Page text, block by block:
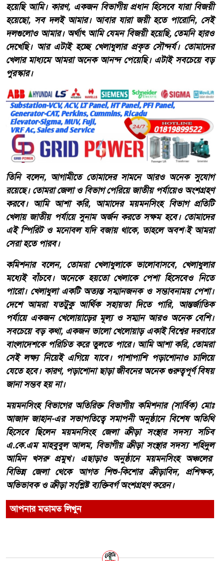
হয়েছি আমি। কারণ, একজন বিভাগীয় প্রধান হিসেবে যারা বিজয়ী
হয়েছো, সব দলই আমার। আবার যারা জয়ী হতে পারোনি, সেই
দলগুলোও আমার। অর্থাৎ আমি যেমন বিজয়ী হয়েছি, তেমনি হারও
দেখেছি। আর এটাই হচ্ছে খেলাধুলার প্রকৃত সৌন্দর্য। তোমাদের
খেলার মাধ্যমে আমরা অনেক আনন্দ পেয়েছি। এটাই সবচেয়ে বড়
পুরস্কার।
তিনি বলেন, আগামীতে তোমাদের সামনে আরও অনেক সুযোগ
রয়েছে। তোমরা জেলা ও বিভাগ পেরিয়ে জাতীয় পর্যায়েও অংশগ্রহণ
করবে। আমি আশা করি, আমাদের ময়মনসিংহ বিভাগ প্রতিটি
খেলায় জাতীয় পর্যায়ে সুনাম অর্জন করতে সক্ষম হবে। তোমাদের
এই স্পিরিট ও মনোবল যদি বজায় থাকে, তাহলে অবশ্যই আমরা
সেরা হতে পারব।
কমিশনার বলেন, তোমরা খেলাধুলাকে ভালোবাসবে, খেলাধুলার
মধ্যেই বাঁচবে। অনেকে হয়তো খেলাকে পেশা হিসেবেও নিতে
পারো। খেলাধুলা একটি অত্যন্ত সম্মানজনক ও সম্ভাবনাময় পেশা।
দেশে আমরা যতটুকু আর্থিক সহায়তা দিতে পারি, আন্তর্জাতিক
পর্যায়ে একজন খেলোয়াড়ের মূল্য ও সম্মান আরও অনেক বেশি।
সবচেয়ে বড় কথা, একজন ভালো খেলোয়াড় একাই বিশ্বের দরবারে
বাংলাদেশকে পরিচিত করে তুলতে পারে। আমি আশা করি, তোমরা
সেই লক্ষ্য নিয়েই এগিয়ে যাবে। পাশাপাশি পড়াশোনাও চালিয়ে
যেতে হবে। কারণ, পড়াশোনা ছাড়া জীবনের অনেক গুরুত্বপূর্ণ বিষয়
জানা সম্ভব হয় না।
ময়মনসিংহ বিভাগের অতিরিক্ত বিভাগীয় কমিশনার (সার্বিক) মোঃ
আজাদ জাহান-এর সভাপতিত্বে সমাপনী অনুষ্ঠানে বিশেষ অতিথি
হিসেবে ছিলেন ময়মনসিংহ জেলা ক্রীড়া সংস্থার সদস্য সচিব
এ.কে.এম মাহবুবুল আলম, বিভাগীয় ক্রীড়া সংস্থার সদস্য শহিদুল
আমিন খসরু প্রমুখ। এছাড়াও অনুষ্ঠানে ময়মনসিংহ অঞ্চলের
বিভিন্ন জেলা থেকে আগত শিশু-কিশোর ক্রীড়াবিদ, প্রশিক্ষক,
অভিভাবক ও ক্রীড়া সংশ্লিষ্ট ব্যক্তিবর্গ অংশগ্রহণ করেন।
আপনার মতামত লিখুন